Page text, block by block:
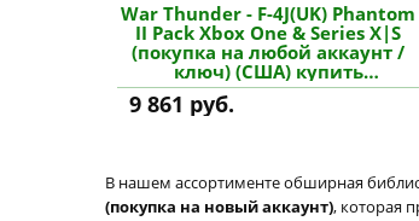
War Thunder - F-4J(UK) Phantom
II Pack Xbox One & Series X|S
(покупка на любой аккаунт /
ключ) (США) купить
дополнение
9 861 руб.
В нашем ассортименте обширная
(покупка на новый аккаунт), которая